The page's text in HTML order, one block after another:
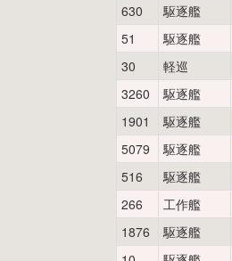
630
駆逐艦
51
駆逐艦
30
軽巡
3260
駆逐艦
1901
駆逐艦
5079
駆逐艦
516
駆逐艦
266
工作艦
1876
駆逐艦